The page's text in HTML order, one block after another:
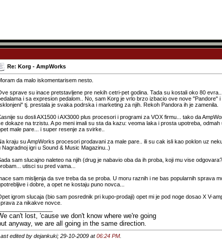
Re: Korg - AmpWorks
da malo iskomentarisem nesto.
sprave su inace pretstavljene pre nekih cetri-pet godina. Tada su kostali oko 80
i sa expresion pedalom.. No, sam Korg je vrlo brzo izbacio ove nove "Pandore"
tj. prestala je svaka podrska i marketing za njih. Rekoh Pandora ih je zamenila.
su dosli AX1500 i AX3000 plus procesori i programi za VOX firmu... tako da
dokaze na trzistu. A po meni imali su sta da kazu: veoma laka i prosta upotreba,
male pare... i super resenje za svirke..
kraju su AmpWorks procesori prodavani za male pare.. ili su cak isli kao poklon uz
Nagradnoj igri u Sound & Music Magazinu..)
sam slucajno naleteo na njih (drug je nabavio oba da ih proba, koji mu vise
utisci su pred vama...
sam misljenja da sve treba da se proba. U moru raznih i ne bas popularnih sprava
i dobre, a opet ne kostaju puno novca...
igrom slucaja (bio sam posrednik pri kupo-prodaji) opet mi je pod noge dosao X V-
za nikakve novce.
can't lost, 'cause we don't know where we're going
anyway, we are all going in the same direction.
edited by dejankuki; 29-10-2009 at06:24 PM